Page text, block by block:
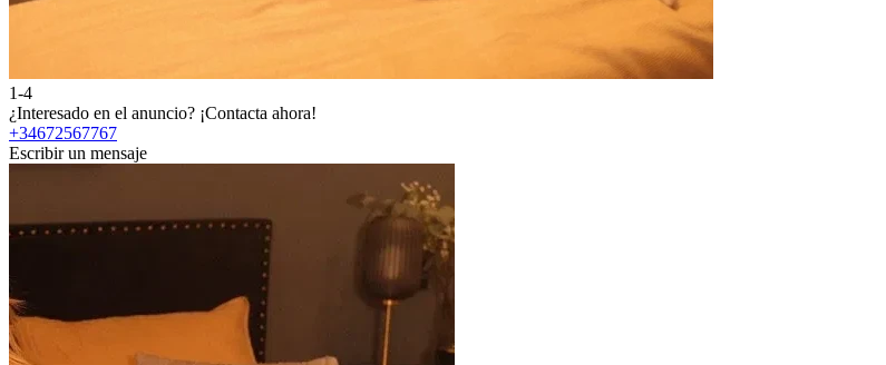
1-4
¿Interesado en el anuncio? ¡Contacta ahora!
+34672567767
Escribir un mensaje